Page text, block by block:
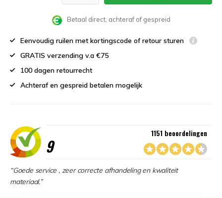
Betaal direct, achteraf of gespreid
Eenvoudig ruilen met kortingscode of retour sturen
GRATIS verzending v.a €75
100 dagen retourrecht
Achteraf en gespreid betalen mogelijk
9
1151 beoordelingen
“Goede service , zeer correcte afhandeling en kwaliteit
materiaal.”